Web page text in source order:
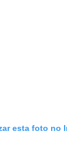
esta foto no